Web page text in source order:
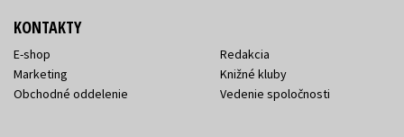
KONTAKTY
E-shop
Marketing
Obchodné oddelenie
Redakcia
Knižné kluby
Vedenie spoločnosti